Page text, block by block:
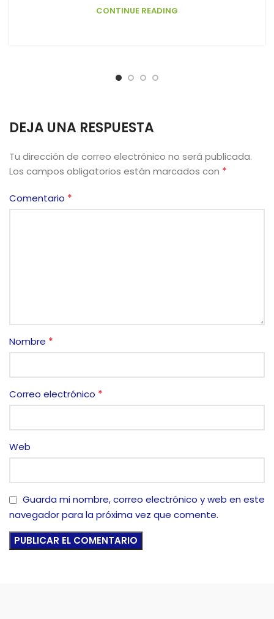
CONTINUE READING
DEJA UNA RESPUESTA
Tu dirección de correo electrónico no será publicada.
Los campos obligatorios están marcados con *
Comentario *
Nombre *
Correo electrónico *
Web
Guarda mi nombre, correo electrónico y web en este
navegador para la próxima vez que comente.